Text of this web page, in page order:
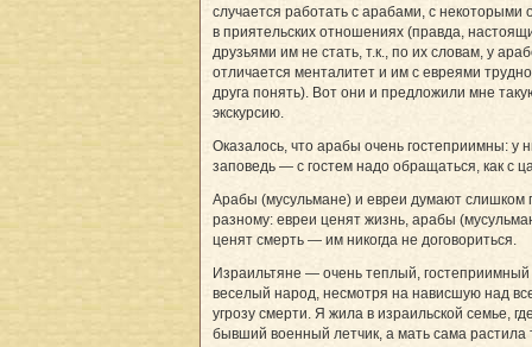
случается работать с арабами, с некоторыми
в приятельских отношениях (правда,
друзьями им не стать, т.к., по их словам, у
отличается менталитет и им с евреями трудно
друга понять). Вот они и предложили мне
экскурсию.
Оказалось, что арабы очень гостеприимны: у
заповедь — с гостем надо обращаться, как с
Арабы (мусульмане) и евреи думают слишком
разному: евреи ценят жизнь, арабы
ценят смерть — им никогда не договориться.
Израильтяне — очень теплый, гостеприимный
веселый народ, несмотря на нависшую над
угрозу смерти. Я жила в израильской семье,
бывший военный летчик, а мать сама растила